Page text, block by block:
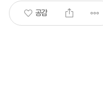
공감